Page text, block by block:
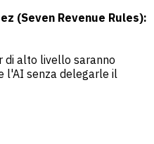
(Seven Revenue Rules):
di alto livello saranno
l'AI senza delegarle il